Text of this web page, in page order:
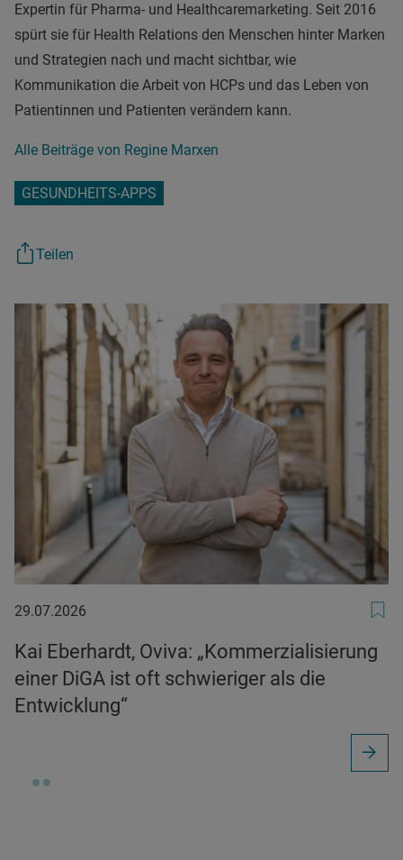
Expertin für Pharma- und Healthcaremarketing. Seit 2016
spürt sie für Health Relations den Menschen hinter Marken
und Strategien nach und macht sichtbar, wie
Kommunikation die Arbeit von HCPs und das Leben von
Patientinnen und Patienten verändern kann.
Alle Beiträge von Regine Marxen
GESUNDHEITS-APPS
Teilen
29.07.2026
29.07.2026
Kai Eberhardt, Oviva: „Kommerzialisierung
einer DiGA ist oft schwieriger als die
Entwicklung“